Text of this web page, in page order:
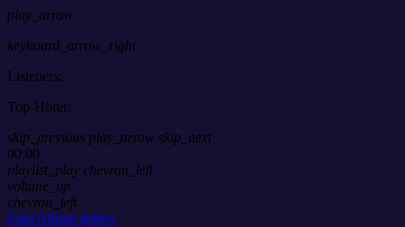
play_arrow
keyboard_arrow_right
Listeners:
Top-Hörer:
skip_previous play_arrow skip_next
00:00
playlist_play chevron_left
volume_up
chevron_left
Zum Album gehen